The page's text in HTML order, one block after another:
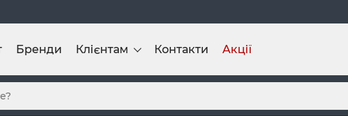
Бренди Клієнтам Контакти Акції